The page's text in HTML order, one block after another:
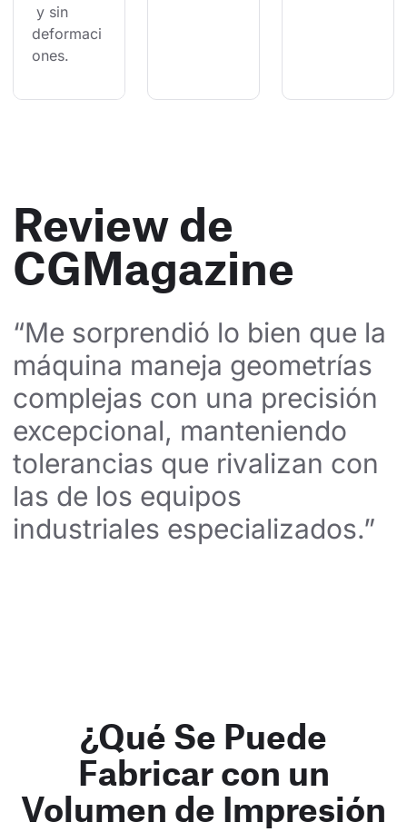
y sin
deformaci
ones.
Review de
CGMagazine
“Me sorprendió lo bien que la
máquina maneja geometrías
complejas con una precisión
excepcional, manteniendo
tolerancias que rivalizan con
las de los equipos
industriales especializados.”
¿Qué Se Puede
Fabricar con un
Volumen de Impresión